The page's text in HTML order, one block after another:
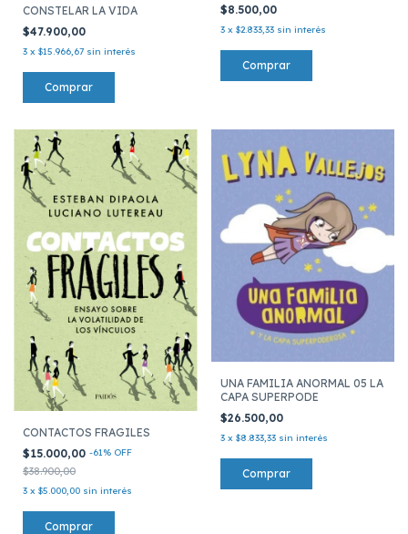
CONSTELAR LA VIDA
$47.900,00
3 x $15.966,67 sin interés
$8.500,00
3 x $2.833,33 sin interés
CONTACTOS FRAGILES
$15.000,00 -61% OFF
$38.900,00
3 x $5.000,00 sin interés
UNA FAMILIA ANORMAL 05 LA
CAPA SUPERPODE
$26.500,00
3 x $8.833,33 sin interés